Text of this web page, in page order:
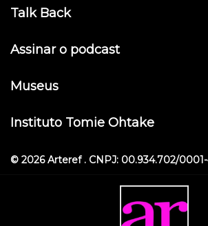
Talk Back
Assinar o podcast
Museus
Instituto Tomie Ohtake
© 2026 Arteref . CNPJ: 00.934.702/